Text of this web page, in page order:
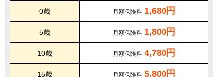
0歳 月額保険料 1,680円
5歳 月額保険料 1,800円
10歳 月額保険料 4,780円
15歳 月額保険料 5,800円